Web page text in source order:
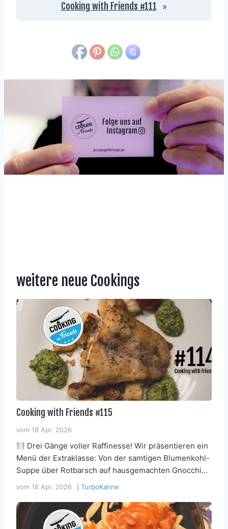
Cooking with Friends #111
»
weitere neue Cookings
Cooking with Friends #115
vom 18 Apr. 2026
Drei Gänge voller Raffinesse! Wir präsentieren ein
Menü der Extraklasse: Von der samtigen Blumenkohl-
Suppe über Rotbarsch auf hausgemachten Gnocchi…
vom 18 Apr. 2026 TurboKanne